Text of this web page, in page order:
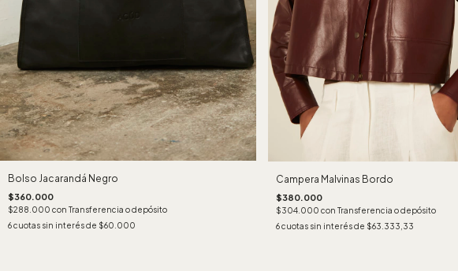
Bolso Jacarandá Negro
$360.000
$288.000 con Transferencia o depósito
6cuotas sin interés de $60.000
Campera Malvinas Bordo
$380.000
$304.000 con Transferencia o depósito
6cuotas sin interés de $63.333,33